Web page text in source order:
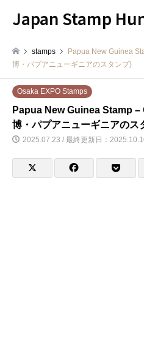
Japan Stamp
stamps
Papua New Guinea
博・パプアニューギニアのスタンプ)
Osaka EXPO Stamps
Papua New Guinea Stamp –
博・パプアニューギニアのス
2025.07.23 / 最終更新日：